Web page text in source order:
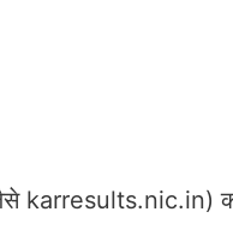
karresults.nic.in)